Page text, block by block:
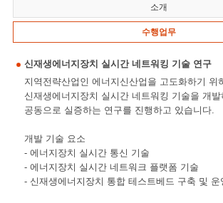
소개
수행업무
신재생에너지장치 실시간 네트워킹 기술 연구
지역전략산업인 에너지신산업을 고도화하기 위
신재생에너지장치 실시간 네트워킹 기술을 개
공동으로 실증하는 연구를 진행하고 있습니다.
개발 기술 요소
- 에너지장치 실시간 통신 기술
- 에너지장치 실시간 네트워크 플랫폼 기술
- 신재생에너지장치 통합 테스트베드 구축 및 운